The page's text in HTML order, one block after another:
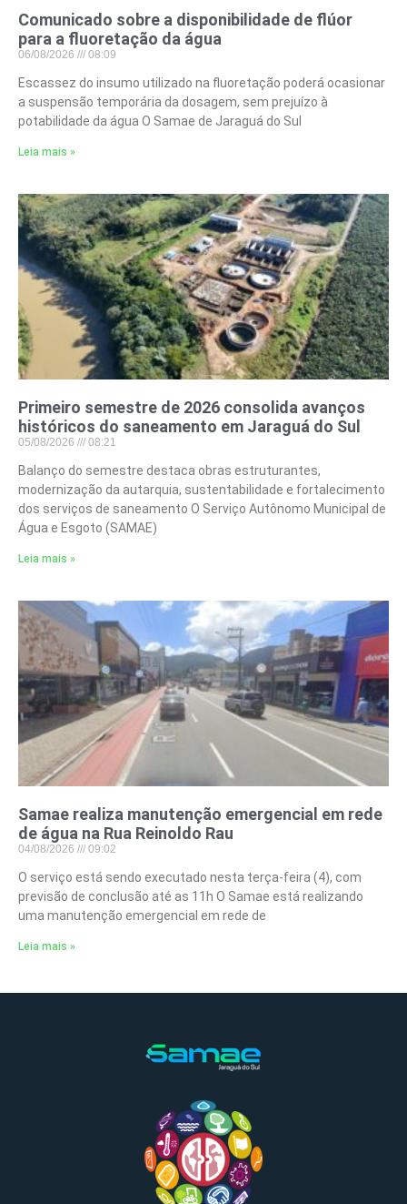
Comunicado sobre a disponibilidade de flúor
para a fluoretação da água
06/08/2026 08:09
Escassez do insumo utilizado na fluoretação poderá ocasionar
a suspensão temporária da dosagem, sem prejuízo à
potabilidade da água O Samae de Jaraguá do Sul
Leia mais »
Primeiro semestre de 2026 consolida avanços
históricos do saneamento em Jaraguá do Sul
05/08/2026 08:21
Balanço do semestre destaca obras estruturantes,
modernização da autarquia, sustentabilidade e fortalecimento
dos serviços de saneamento O Serviço Autônomo Municipal de
Água e Esgoto (SAMAE)
Leia mais »
Samae realiza manutenção emergencial em rede
de água na Rua Reinoldo Rau
04/08/2026 09:02
O serviço está sendo executado nesta terça-feira (4), com
previsão de conclusão até as 11h O Samae está realizando
uma manutenção emergencial em rede de
Leia mais »